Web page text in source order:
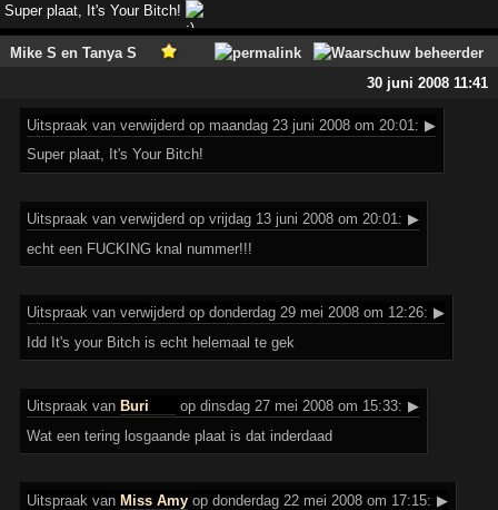
Super plaat, It's Your Bitch!
Mike S en Tanya S
30 juni 2008 11:41
Uitspraak van verwijderd op maandag 23 juni 2008 om 20:01: ▶
Super plaat, It's Your Bitch!
Uitspraak van verwijderd op vrijdag 13 juni 2008 om 20:01: ▶
echt een FUCKING knal nummer!!!
Uitspraak van verwijderd op donderdag 29 mei 2008 om 12:26: ▶
Idd It's your Bitch is echt helemaal te gek
Uitspraak van Buri op dinsdag 27 mei 2008 om 15:33: ▶
Wat een tering losgaande plaat is dat inderdaad
Uitspraak vanMiss Amy op donderdag 22 mei 2008 om 17:15: ▶